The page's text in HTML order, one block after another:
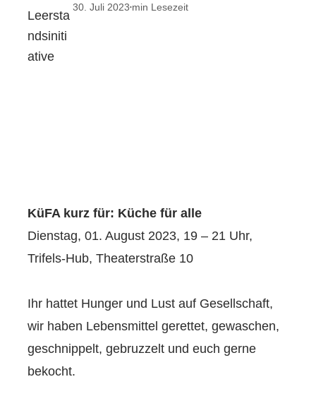
Leersta
ndsiniti
ative
30. Juli 2023•min Lesezeit
KüFA kurz für: Küche für alle
Dienstag, 01. August 2023, 19 – 21 Uhr,
Trifels-Hub, Theaterstraße 10
Ihr hattet Hunger und Lust auf Gesellschaft,
wir haben Lebensmittel gerettet, gewaschen,
geschnippelt, gebruzzelt und euch gerne
bekocht.